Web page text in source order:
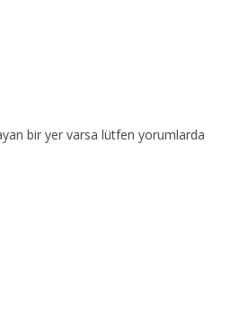
bir yer varsa lütfen yorumlarda